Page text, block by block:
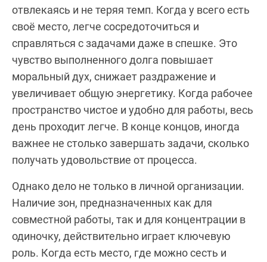
отвлекаясь и не теряя темп. Когда у всего есть
своё место, легче сосредоточиться и
справляться с задачами даже в спешке. Это
чувство выполненного долга повышает
моральный дух, снижает раздражение и
увеличивает общую энергетику. Когда рабочее
пространство чистое и удобно для работы, весь
день проходит легче. В конце концов, иногда
важнее не столько завершать задачи, сколько
получать удовольствие от процесса.
Однако дело не только в личной организации.
Наличие зон, предназначенных как для
совместной работы, так и для концентрации в
одиночку, действительно играет ключевую
роль. Когда есть место, где можно сесть и